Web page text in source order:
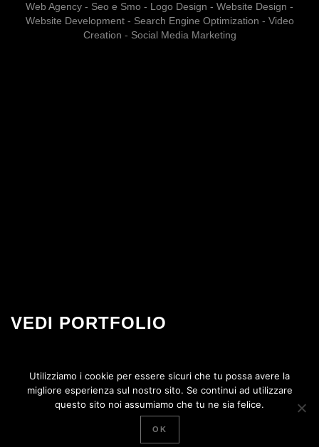
Web Agency - Seo e Smo - Logo Design - Website Design -
Website Development - Search Engine Optimization - Video
Creation - Social Media Marketing
VEDI PORTFOLIO
Alcuni lavori realizzati di recente
Contatti
SWS Srls C.so Vitt. Emanuele 193 84122 Salerno (SA) p.iva
05602060658 Tel. + 39 089 29 63 765 Mob. +39 348 44 50 772 email info @ swsweb.it
Utilizziamo i cookie per essere sicuri che tu possa avere la
migliore esperienza sul nostro sito. Se continui ad utilizzare
questo sito noi assumiamo che tu ne sia felice.
OK